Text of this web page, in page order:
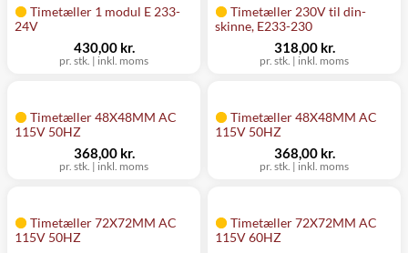
Timetæller 1 modul E 233-
24V
pr. stk. | inkl. moms
430,00 kr.
Timetæller 230V til din-
skinne, E233-230
pr. stk. | inkl. moms
318,00 kr.
Timetæller 48X48MM AC
115V 50HZ
pr. stk. | inkl. moms
368,00 kr.
Timetæller 48X48MM AC
115V 50HZ
pr. stk. | inkl. moms
368,00 kr.
Timetæller 72X72MM AC
115V 50HZ
Timetæller 72X72MM AC
115V 60HZ